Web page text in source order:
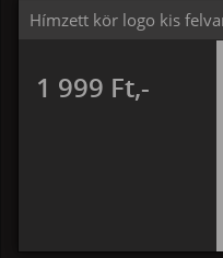
Hímzett kör logo kis
1 999 Ft,-